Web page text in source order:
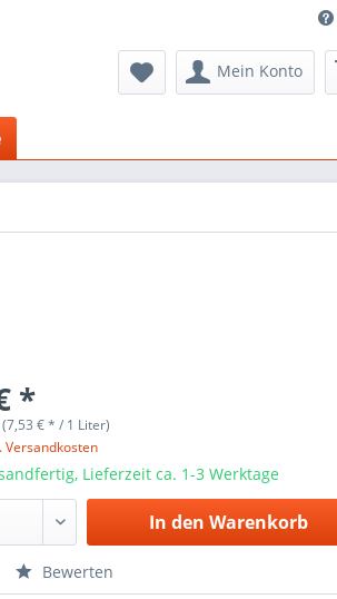
Mein Konto
*
€ * / 1 Liter)
Versandkosten
Lieferzeit ca. 1-3 Werktage
In den Warenkorb
Bewerten